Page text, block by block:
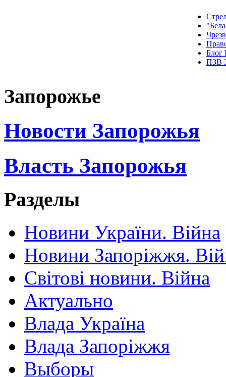
Блог
ПЗВ
Запорожье
Новости Запорожья
Власть Запорожья
Разделы
Новини України. Війна
Новини Запоріжжя.
Світові новини. Війна
Актуально
Влада Україна
Влада Запоріжжя
Выборы